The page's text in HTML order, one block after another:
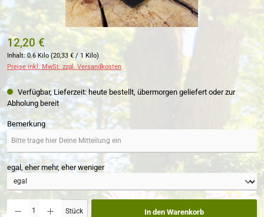
12,20 €
Inhalt:0.6 Kilo(20,33 € / 1 Kilo)
Preise inkl. MwSt. zzgl. Versandkosten
Verfügbar, Lieferzeit: heute bestellt, übermorgen geliefert oder zur
Abholung bereit
Bemerkung
egal, eher mehr, eher weniger
Produkt Anzahl: Gib den gewünschten Wert ein oder benutze die Schaltflächen um die Anzahl zu
Stück In den Warenkorb